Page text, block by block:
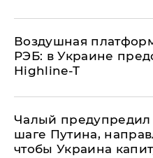
Воздушная
РЭБ: в Украине
Highline-T
Чалый
шаге Путина,
чтобы Украина